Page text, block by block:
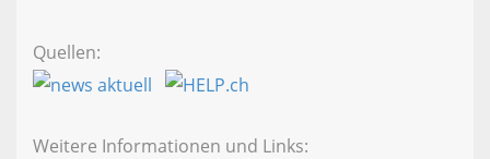
Quellen:
Weitere Informationen und Links: